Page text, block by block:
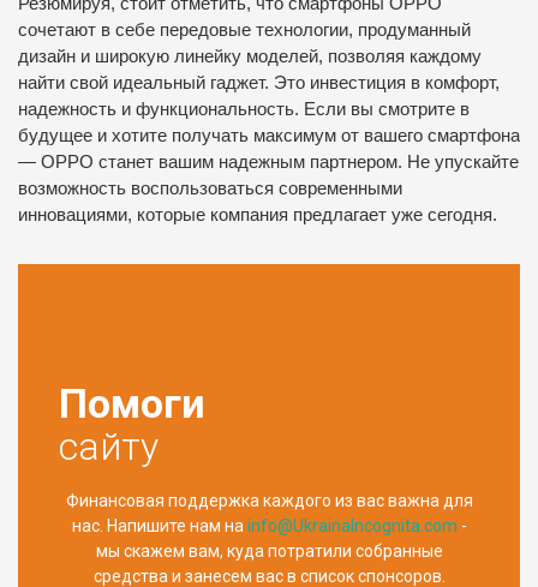
Резюмируя, стоит отметить, что смартфоны OPPO
сочетают в себе передовые технологии, продуманный
дизайн и широкую линейку моделей, позволяя каждому
найти свой идеальный гаджет. Это инвестиция в комфорт,
надежность и функциональность. Если вы смотрите в
будущее и хотите получать максимум от вашего смартфона
— OPPO станет вашим надежным партнером. Не упускайте
возможность воспользоваться современными
инновациями, которые компания предлагает уже сегодня.
Помоги
сайту
Финансовая поддержка каждого из вас важна для
нас. Напишите нам на info@UkrainaIncognita.com -
мы скажем вам, куда потратили собранные
средства и занесем вас в список спонсоров.